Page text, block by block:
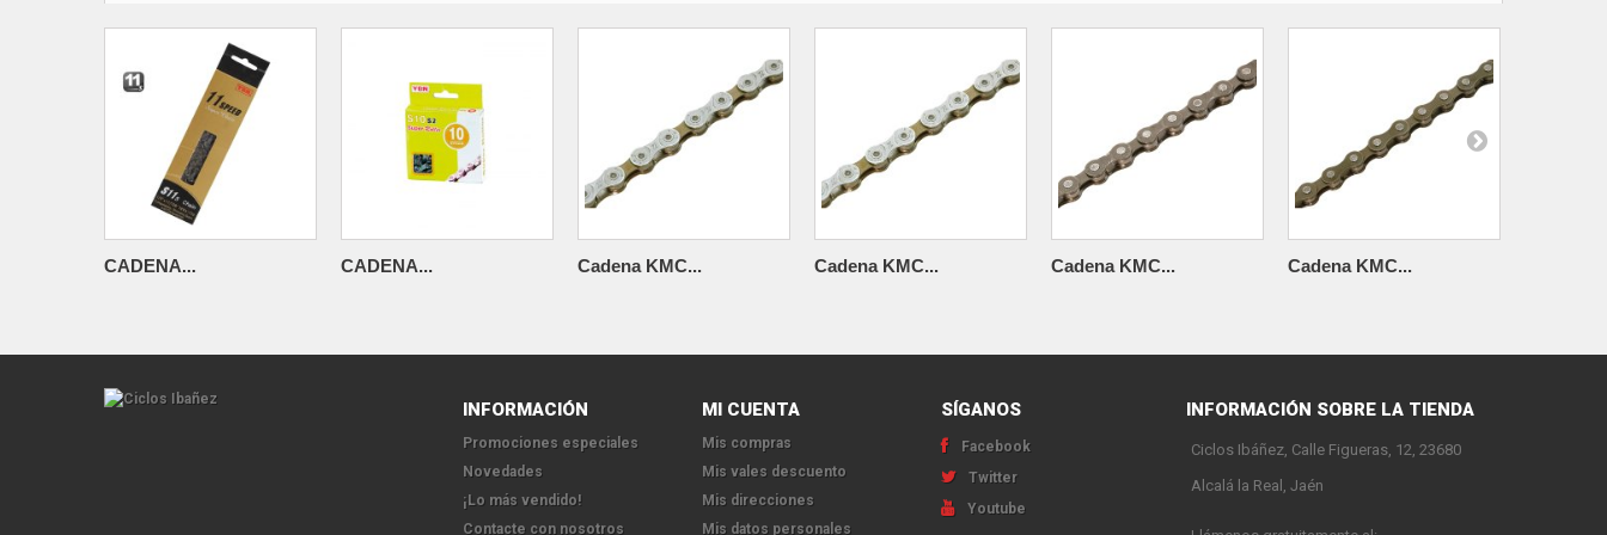
CADENA... CADENA... Cadena KMC... Cadena KMC... Cadena KMC... Cadena KMC...
INFORMACIÓN
Promociones especiales
Novedades
¡Lo más vendido!
Contacte con nosotros
MI CUENTA
Mis compras
Mis vales descuento
Mis direcciones
Mis datos personales
SÍGANOS
Facebook
Twitter
Youtube
INFORMACIÓN SOBRE LA TIENDA
Ciclos Ibáñez, Calle Figueras, 12, 23680
Alcalá la Real, Jaén